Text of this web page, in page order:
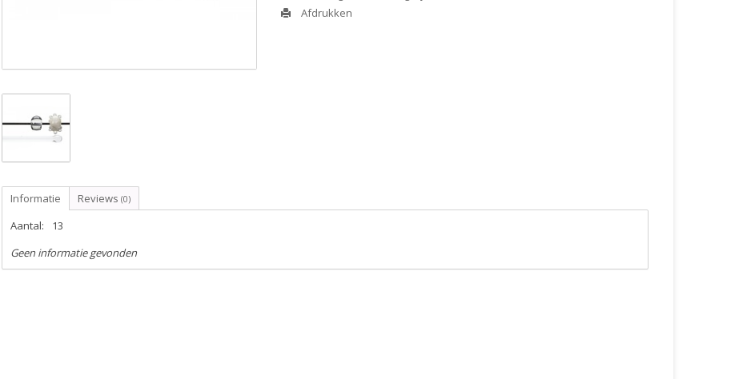
Afdrukken
Informatie Reviews (0)
Aantal:
13
Geen informatie gevonden